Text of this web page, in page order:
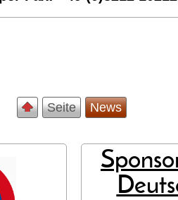
Seite News